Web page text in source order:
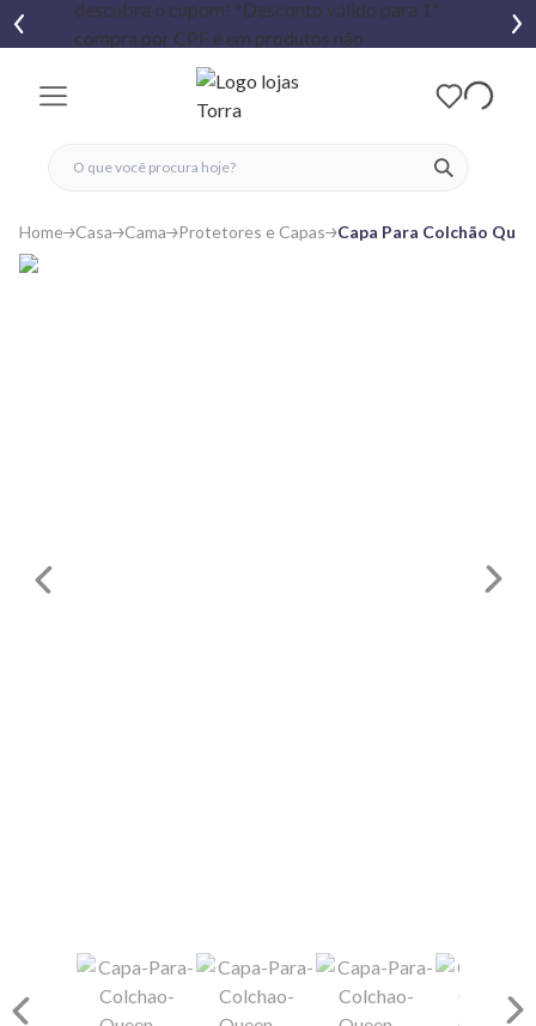
ver
fechar menu
fechar menu
favoritos
Home Casa Cama Protetores e Capas Capa Para Colchão